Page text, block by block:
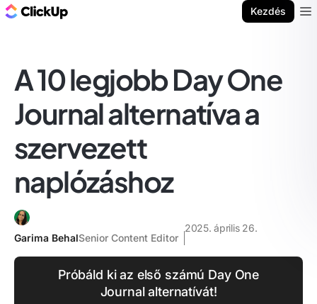
Kezdés
A 10 legjobb Day One
Journal alternatíva a
szervezett
naplózáshoz
Garima BehalSenior Content Editor
2025. április 26.
Próbáld ki az első számú Day One
Journal alternatívát!